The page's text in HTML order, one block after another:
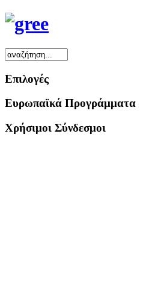
Επιλογές
Ευρωπαϊκά Προγράμματα
Χρήσιμοι Σύνδεσμοι